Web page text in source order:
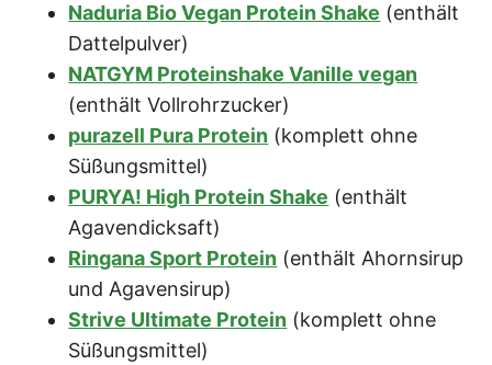
Naduria Bio Vegan Protein Shake (enthält
Dattelpulver)
NATGYM Proteinshake Vanille vegan
(enthält Vollrohrzucker)
purazell Pura Protein (komplett ohne
Süßungsmittel)
PURYA! High Protein Shake (enthält
Agavendicksaft)
Ringana Sport Protein (enthält Ahornsirup
und Agavensirup)
Strive Ultimate Protein (komplett ohne
Süßungsmittel)